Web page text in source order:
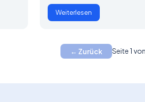
Weiterlesen
← Zurück Seite 1